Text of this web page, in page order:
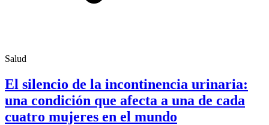
Salud
El silencio de la incontinencia urinaria:
una condición que afecta a una de cada
cuatro mujeres en el mundo